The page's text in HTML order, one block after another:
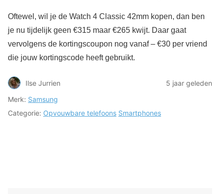
Oftewel, wil je de Watch 4 Classic 42mm kopen, dan ben
je nu tijdelijk geen €315 maar €265 kwijt. Daar gaat
vervolgens de kortingscoupon nog vanaf – €30 per vriend
die jouw kortingscode heeft gebruikt.
Ilse Jurrien
5 jaar geleden
Merk: Samsung
Categorie: Opvouwbare telefoons Smartphones